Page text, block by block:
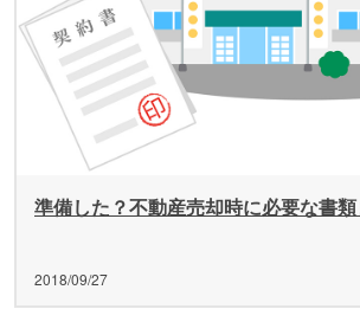
準備した？不動産売却時に必要な書
2018/09/27